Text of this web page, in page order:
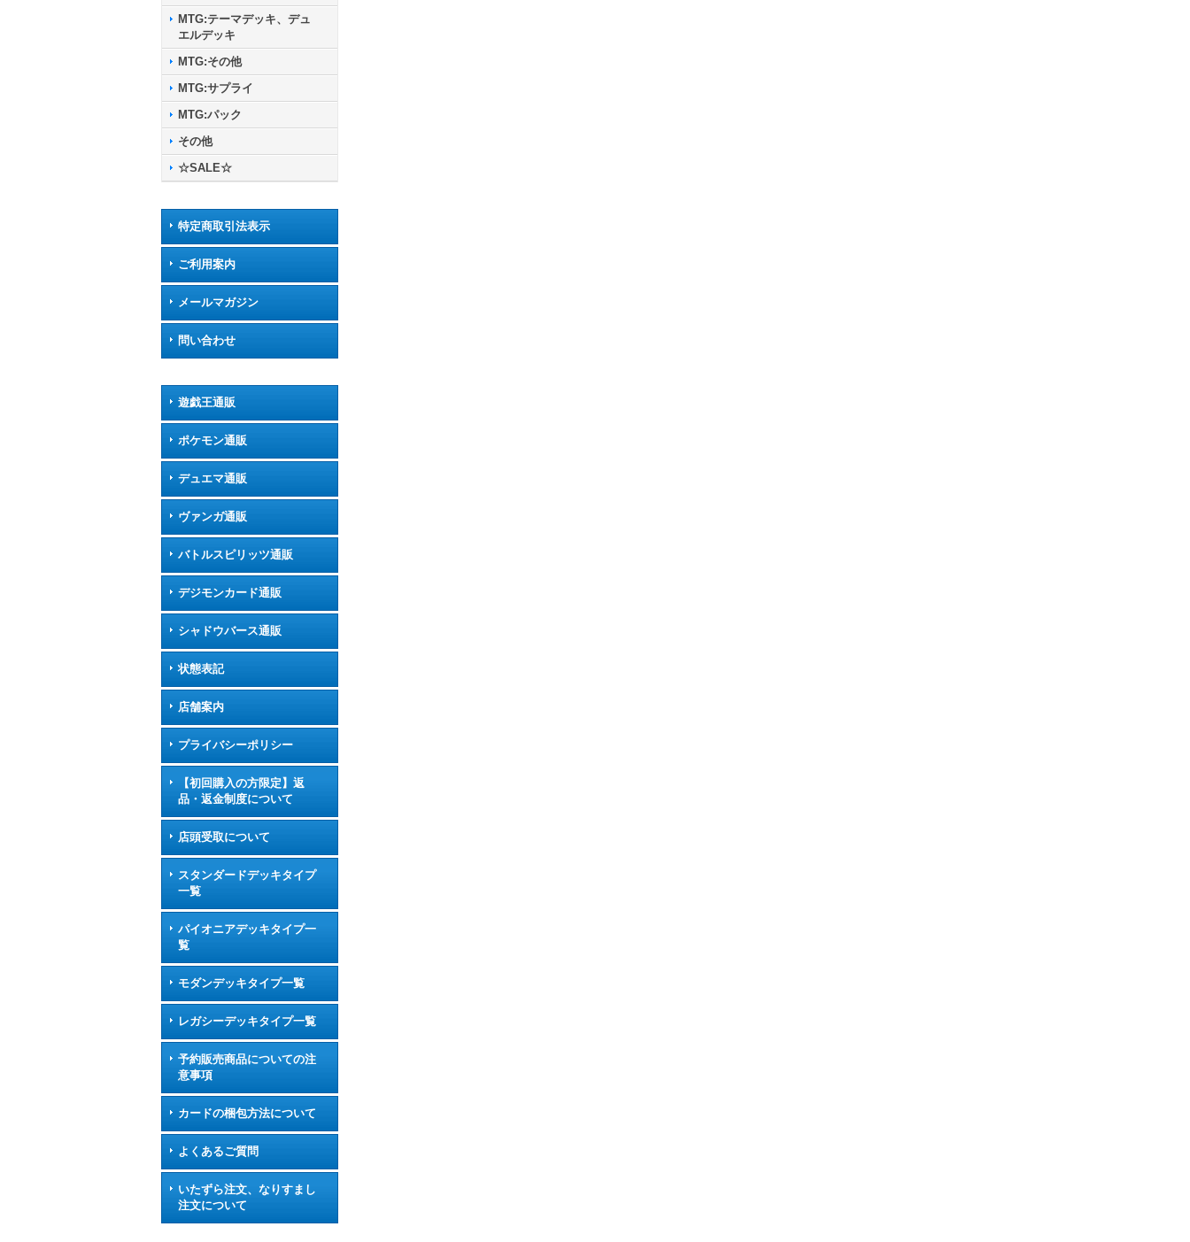
MTG:テーマデッキ、デュ
エルデッキ
MTG:その他
MTG:サプライ
MTG:パック
その他
☆SALE☆
特定商取引法表示
ご利用案内
メールマガジン
問い合わせ
遊戯王通販
ポケモン通販
デュエマ通販
ヴァンガ通販
バトルスピリッツ通販
デジモンカード通販
シャドウバース通販
状態表記
店舗案内
プライバシーポリシー
【初回購入の方限定】返
品・返金制度について
店頭受取について
スタンダードデッキタイプ
一覧
パイオニアデッキタイプ一
覧
モダンデッキタイプ一覧
レガシーデッキタイプ一覧
予約販売商品についての注
意事項
カードの梱包方法について
よくあるご質問
いたずら注文、なりすまし
注文について